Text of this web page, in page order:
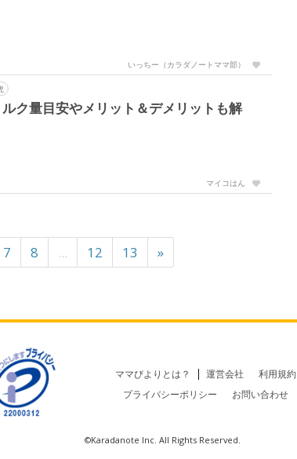
いっちー（カラダノートママ部）
ク量目安やメリット＆デメリットも解
マイコはん
7 8 ... 12 13 »
ママびよりとは？ 運営会社
利用規約
プライバシーポリシー
お問い合わせ
©Karadanote Inc. All Rights Reserved.